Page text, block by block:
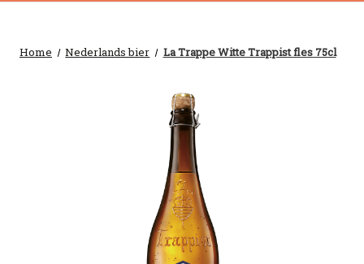
Home Nederlands bier La Trappe Witte Trappist fles 75cl